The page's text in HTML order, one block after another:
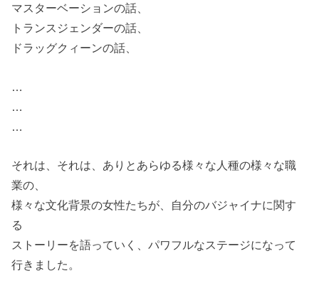
マスターベーションの話、
トランスジェンダーの話、
ドラッグクィーンの話、
それは、それは、ありとあらゆる様々な人種の様々な職
業の、
様々な文化背景の女性たちが、自分のバジャイナに関す
る
ストーリーを語っていく、パワフルなステージになって
行きました。